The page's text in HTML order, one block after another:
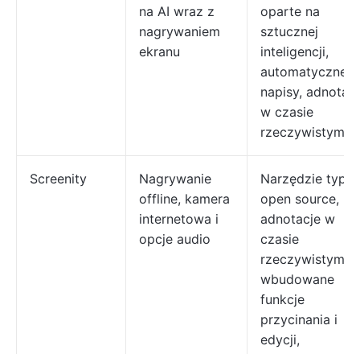
na AI wraz z
nagrywaniem
ekranu
oparte na
sztucznej
inteligencji,
automatyczne
napisy,
w czasie
rzeczywistym
Screenity
Nagrywanie
offline, kamera
internetowa i
opcje audio
Narzędzie typu
open source,
adnotacje w
czasie
rzeczywistym,
wbudowane
funkcje
przycinania i
edycji,